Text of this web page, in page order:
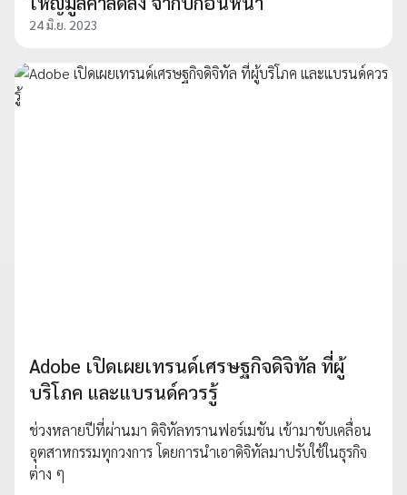
24 มิ.ย. 2023
Adobe เปิดเผยเทรนด์เศรษฐกิจดิจิทัล ที่ผู้
บริโภค และแบรนด์ควรรู้
ช่วงหลายปีที่ผ่านมา ดิจิทัลทรานฟอร์เมชัน เข้ามาขับเคลื่อน
อุตสาหกรรมทุกวงการ โดยการนำเอาดิจิทัลมาปรับใช้ในธุรกิจ
ต่าง ๆ